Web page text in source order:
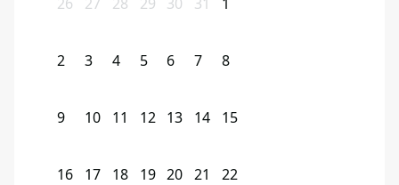
2 3 4 5 6 7 8
9 10 11 12 13 14 15
16 17 18 19 20 21 22